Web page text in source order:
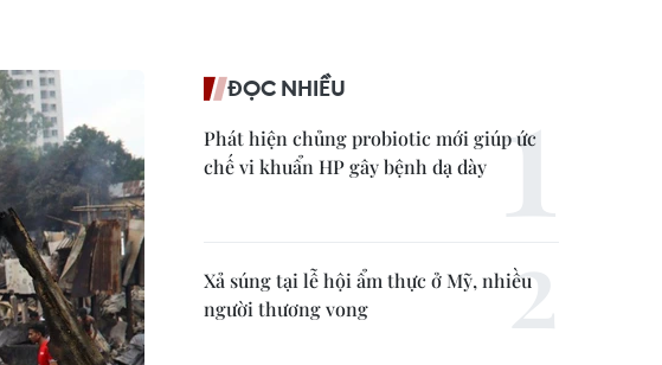
ĐỌC NHIỀU
Phát hiện chủng probiotic mới giúp ức
chế vi khuẩn HP gây bệnh dạ dày
Xả súng tại lễ hội ẩm thực ở Mỹ, nhiều
người thương vong